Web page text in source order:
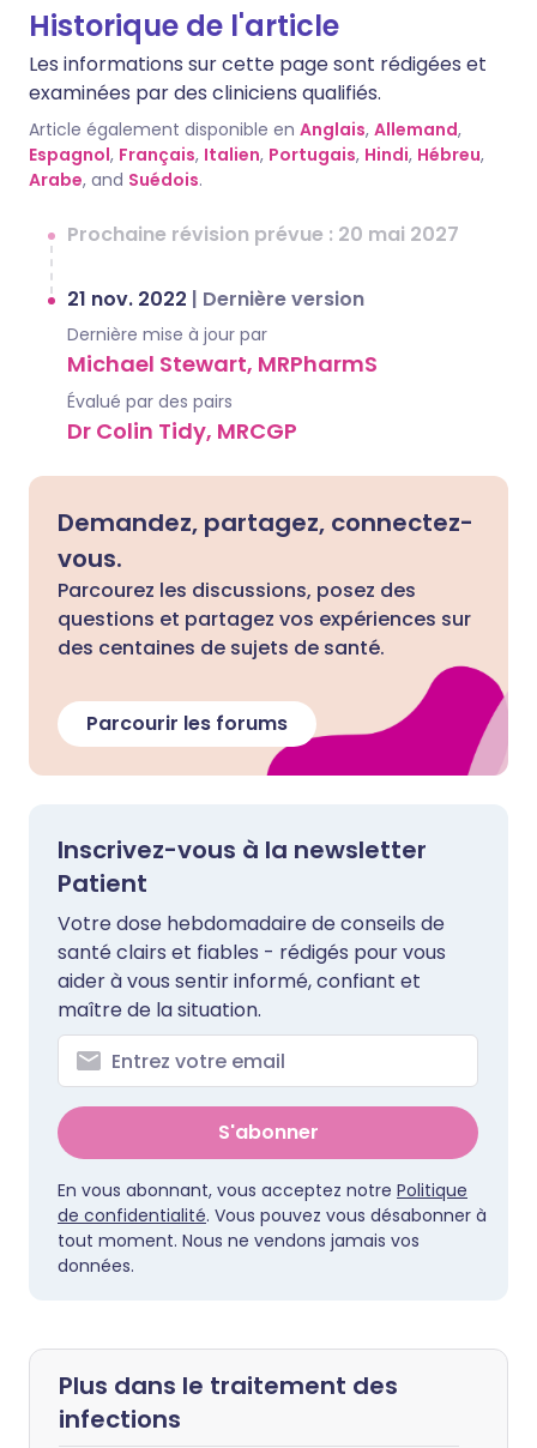
Historique de l'article
Les informations sur cette page sont rédigées et
examinées par des cliniciens qualifiés.
Article également disponible en Anglais, Allemand,
Espagnol, Français, Italien, Portugais, Hindi, Hébreu,
Arabe, and Suédois.
Prochaine révision prévue : 20 mai 2027
21 nov. 2022 | Dernière version
Dernière mise à jour par
Michael Stewart, MRPharmS
Évalué par des pairs
Dr Colin Tidy, MRCGP
Demandez, partagez, connectez-
vous.
Parcourez les discussions, posez des
questions et partagez vos expériences sur
des centaines de sujets de santé.
Parcourir les forums
Inscrivez-vous à la newsletter
Patient
Votre dose hebdomadaire de conseils de
santé clairs et fiables - rédigés pour vous
aider à vous sentir informé, confiant et
maître de la situation.
S'abonner
En vous abonnant, vous acceptez notre Politique
de confidentialité. Vous pouvez vous désabonner à
tout moment. Nous ne vendons jamais vos
données.
Plus dans le traitement des
infections